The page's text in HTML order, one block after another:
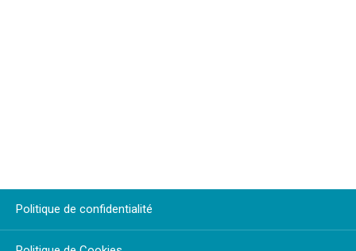
Politique de confidentialité